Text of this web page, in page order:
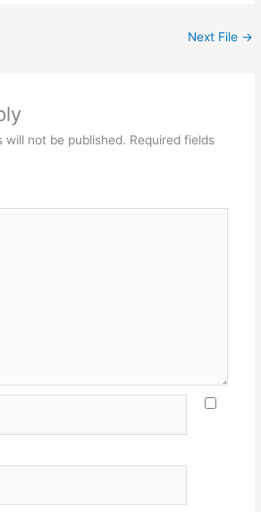
Next File →
will not be published. Required fields